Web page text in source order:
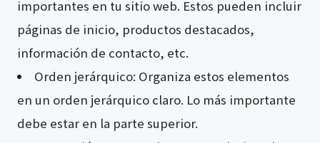
importantes en tu sitio web. Estos pueden incluir
páginas de inicio, productos destacados,
información de contacto, etc.
Orden jerárquico: Organiza estos elementos
en un orden jerárquico claro. Lo más importante
debe estar en la parte superior.